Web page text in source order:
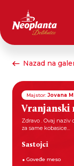
Nazad na
Majstor: Jovana
Vranjanski
Zdravo . Ovaj naziv
za same kobasice…
Sastojci
Goveđe meso